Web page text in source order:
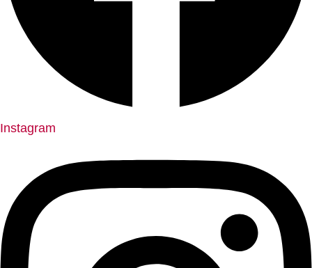
Instagram